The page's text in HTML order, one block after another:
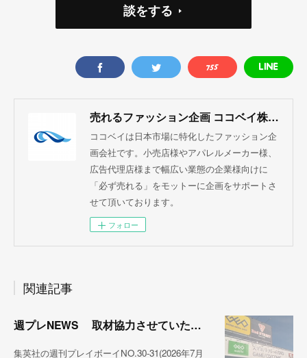
談をする
売れるファッション企画 ココベイ株式会社
ココベイは日本市場に特化したファッション企
画会社です。小売店様やアパレルメーカー様、
広告代理店様まで幅広い業態の企業様向けに
「必ず売れる」をモットーに企画をサポートさ
せて頂いております。
フォロー
関連記事
週プレNEWS 取材協力させていただきました
集英社の週刊プレイボーイNO.30-31(2026年7月